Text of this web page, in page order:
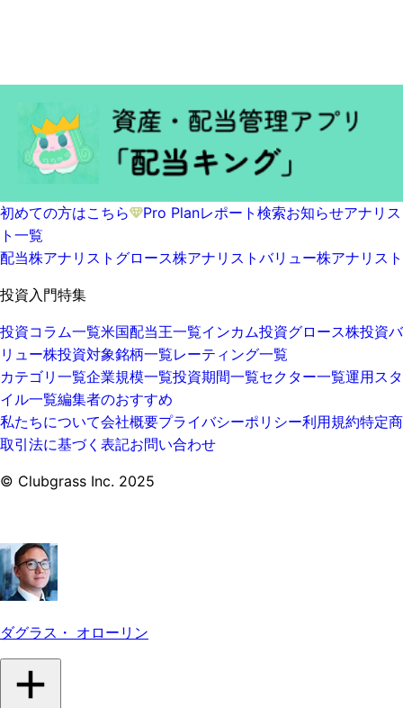
初めての方はこちら Pro Planレポート検索お知らせアナリス
ト一覧
配当株アナリスト グロース株アナリスト バリュー株アナリスト
投資入門特集
投資コラム一覧米国配当王一覧インカム投資グロース株投資バ
リュー株投資対象銘柄一覧レーティング一覧
カテゴリ一覧企業規模一覧投資期間一覧セクター一覧運用スタ
イル一覧編集者のおすすめ
私たちについて会社概要プライバシーポリシー利用規約特定商
取引法に基づく表記お問い合わせ
© Clubgrass Inc. 2025
ダグラス・ オローリン